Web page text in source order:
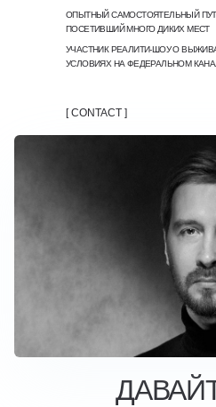
ОПЫТНЫЙ САМОСТОЯТЕЛЬНЫЙ
ПОСЕТИВШИЙ МНОГО ДИКИХ МЕСТ
УЧАСТНИК РЕАЛИТИ-ШОУ О
УСЛОВИЯХ НА ФЕДЕРАЛЬНОМ
[ CONTACT ]